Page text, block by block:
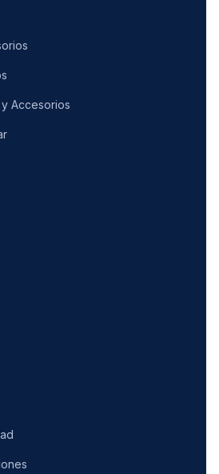
Accesorios